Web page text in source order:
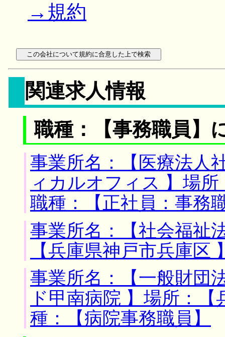
→規約
関連求人情報
職種：【事務職員】
事業所名：【医療法
ィカルオフィス 】場
職種：【正社員：事務
事業所名：【社会福祉
【兵庫県神戸市兵庫区
事業所名：【一般財
ド甲南病院 】場所：
種：【病院事務職員】